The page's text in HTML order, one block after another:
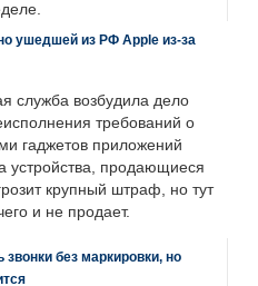
ушедшей из РФ Apple из-за
служба возбудила дело
требований о
гаджетов приложений
устройства, продающиеся
крупный штраф, но тут
и не продает.
без маркировки, но